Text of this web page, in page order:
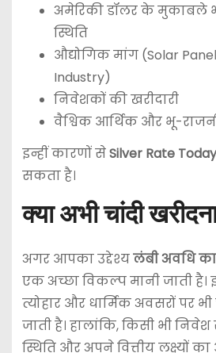
अमेरिकी डॉलर के मुकाबले
स्थिति
औद्योगिक मांग (Solar
Industry)
निवेशकों की खरीदारी
वैश्विक आर्थिक और भू-
इन्हीं कारणों सेSilver Rate Today
सकता है।
क्या अभी चांदी
अगर आपका उद्देश्यलंबी अवधि
एक अच्छा विकल्प मानी जाती है।
त्योहार और धार्मिक अवसरों पर
जाती है। हालांकि, किसी भी
स्थिति और अपने वित्तीय लक्ष्यों